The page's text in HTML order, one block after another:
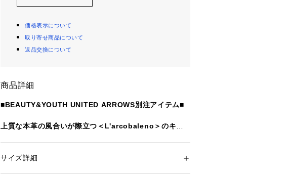
価格表示について
取り寄せ商品について
返品交換について
商品詳細
■BEAUTY&YOUTH UNITED ARROWS別注アイテム■
上質な本革の風合いが際立つ＜L'arcobaleno＞のキー
■デザイン
性別：レディース
サイズ詳細